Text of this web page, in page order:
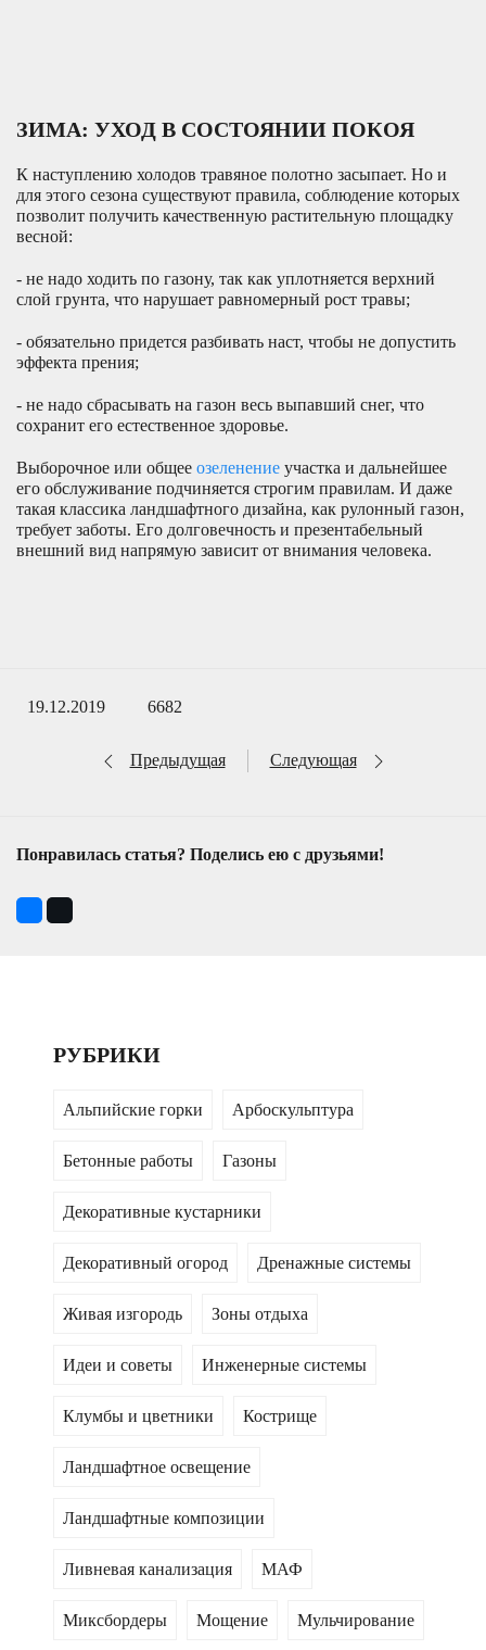
ЗИМА: УХОД В СОСТОЯНИИ ПОКОЯ
К наступлению холодов травяное полотно засыпает. Но и
для этого сезона существуют правила, соблюдение которых
позволит получить качественную растительную площадку
весной:
- не надо ходить по газону, так как уплотняется верхний
слой грунта, что нарушает равномерный рост травы;
- обязательно придется разбивать наст, чтобы не допустить
эффекта прения;
- не надо сбрасывать на газон весь выпавший снег, что
сохранит его естественное здоровье.
Выборочное или общее озеленение участка и дальнейшее
его обслуживание подчиняется строгим правилам. И даже
такая классика ландшафтного дизайна, как рулонный газон,
требует заботы. Его долговечность и презентабельный
внешний вид напрямую зависит от внимания человека.
19.12.2019 6682
Предыдущая Следующая
Понравилась статья? Поделись ею с друзьями!
РУБРИКИ
Альпийские горки Арбоскульптура
Бетонные работы Газоны
Декоративные кустарники
Декоративный огород Дренажные системы
Живая изгородь Зоны отдыха
Идеи и советы Инженерные системы
Клумбы и цветники Кострище
Ландшафтное освещение
Ландшафтные композиции
Ливневая канализация МАФ
Миксбордеры Мощение Мульчирование